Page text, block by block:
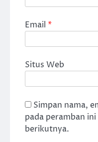
Email *
Situs Web
Simpan nama,
pada peramban
berikutnya.